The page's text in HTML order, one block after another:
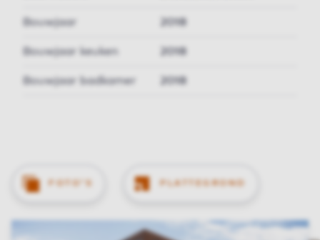
Bouwjaar 2018
Bouwjaar keuken 2018
Bouwjaar badkamer 2018
PLATTEGROND